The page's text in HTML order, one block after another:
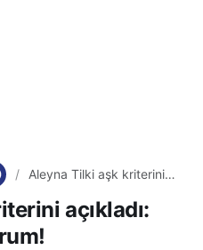
Aleyna Tilki aşk kriterini
istiyorum!
açıkladı: